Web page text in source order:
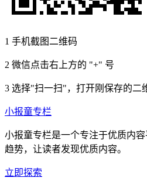
1 手机截图二维码
2 微信点击右上方的 "+" 号
3 选择"扫一扫"，打开刚保存的二
小报童专栏
小报童专栏是一个专注于优质内
趋势，让读者发现优质内容。
立即探索